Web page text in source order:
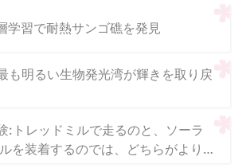
学習で耐熱サンゴ礁を発見
も明るい生物発光湾が輝きを取り戻
:トレッドミルで走るのと、ソーラ
を装着するのでは、どちらがより